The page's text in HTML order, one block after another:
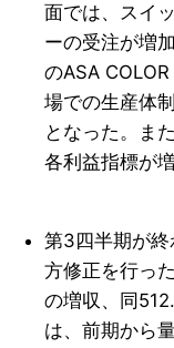
面では、スイ
ーの受注が増
のASA
場での生産体
となった。ま
各利益指標が
第3四半期が
方修正を行っ
の増収、同
は、前期から